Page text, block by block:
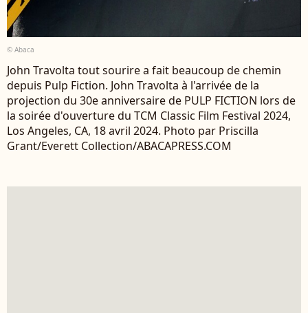
© Abaca
John Travolta tout sourire a fait beaucoup de chemin
depuis Pulp Fiction. John Travolta à l'arrivée de la
projection du 30e anniversaire de PULP FICTION lors de
la soirée d'ouverture du TCM Classic Film Festival 2024,
Los Angeles, CA, 18 avril 2024. Photo par Priscilla
Grant/Everett Collection/ABACAPRESS.COM